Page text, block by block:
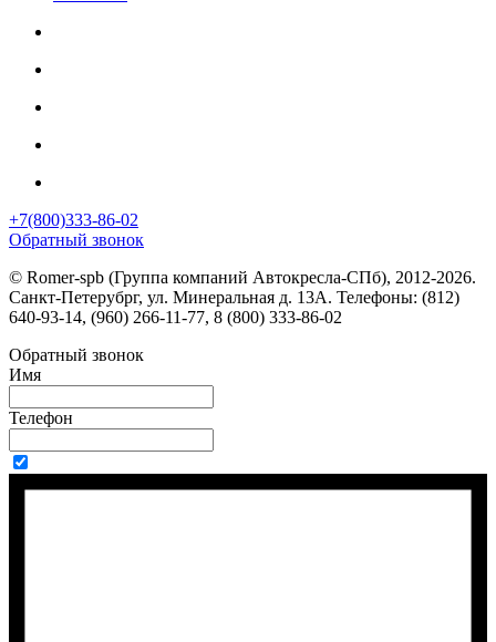
+7(800)333-86-02
Обратный звонок
© Romer-spb (Группа компаний Автокресла-СПб), 2012-2026.
Санкт-Петерубрг, ул. Минеральная д. 13А. Телефоны: (812)
640-93-14, (960) 266-11-77, 8 (800) 333-86-02
Обратный звонок
Имя
Телефон